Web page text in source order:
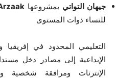
جيهان التواتي بمشروعها
للنساء ذوات المستوى
التعليمي المحدود في إفريقيا
الإبداعية إلى مصادر دخل
الإنترنات ومرافقة